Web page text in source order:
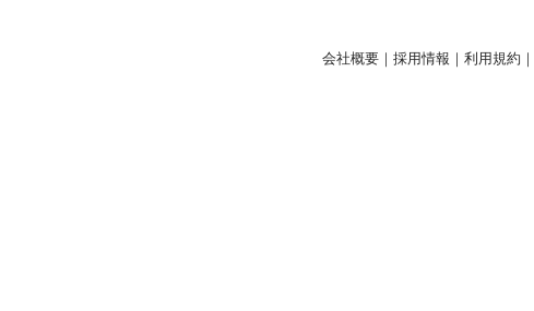
会社概要｜ 採用情報 ｜ 利用規約 ｜